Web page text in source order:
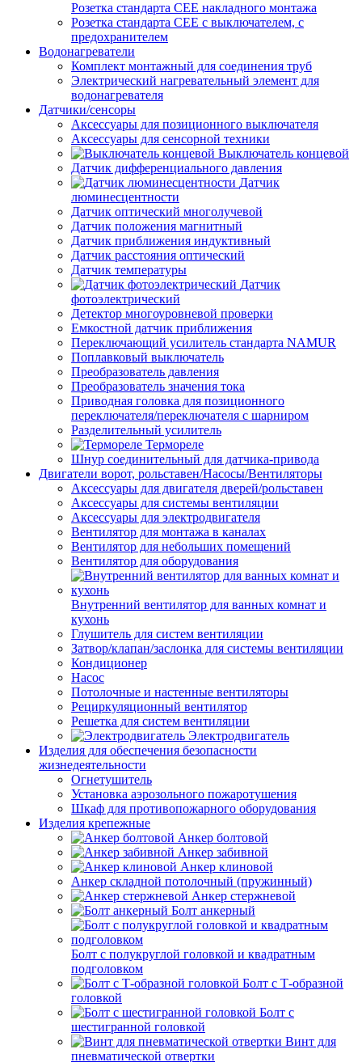
Розетка стандарта СЕЕ накладного монтажа
Розетка стандарта СЕЕ с выключателем, с
предохранителем
Водонагреватели
Комплект монтажный для соединения труб
Электрический нагревательный элемент для
водонагревателя
Датчики/сенсоры
Аксессуары для позиционного выключателя
Аксессуары для сенсорной техники
Выключатель концевой
Датчик дифференциального давления
Датчик
люминесцентности
Датчик оптический многолучевой
Датчик положения магнитный
Датчик приближения индуктивный
Датчик расстояния оптический
Датчик температуры
Датчик
фотоэлектрический
Детектор многоуровневой проверки
Емкостной датчик приближения
Переключающий усилитель стандарта NAMUR
Поплавковый выключатель
Преобразователь давления
Преобразователь значения тока
Приводная головка для позиционного
переключателя/переключателя с шарниром
Разделительный усилитель
Термореле
Шнур соединительный для датчика-привода
Двигатели ворот, рольставен/Насосы/Вентиляторы
Аксессуары для двигателя дверей/рольставен
Аксессуары для системы вентиляции
Аксессуары для электродвигателя
Вентилятор для монтажа в каналах
Вентилятор для небольших помещений
Вентилятор для оборудования
Внутренний вентилятор для ванных комнат и
кухонь
Глушитель для систем вентиляции
Затвор/клапан/заслонка для системы вентиляции
Кондиционер
Насос
Потолочные и настенные вентиляторы
Рециркуляционный вентилятор
Решетка для систем вентиляции
Электродвигатель
Изделия для обеспечения безопасности
жизнедеятельности
Огнетушитель
Установка аэрозольного пожаротушения
Шкаф для противопожарного оборудования
Изделия крепежные
Анкер болтовой
Анкер забивной
Анкер клиновой
Анкер складной потолочный (пружинный)
Анкер стержневой
Болт анкерный
Болт с полукруглой головкой и квадратным
подголовком
Болт с Т-образной
головкой
Болт с
шестигранной головкой
Винт для
пневматической отвертки